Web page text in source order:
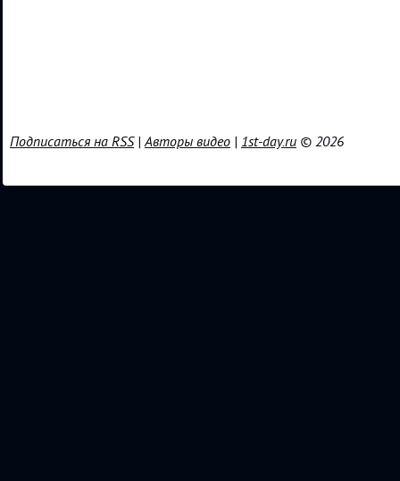
Подписаться на RSS|Авторы видео | 1st-day.ru © 2026